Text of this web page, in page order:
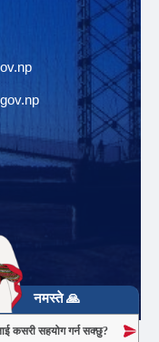
नमस्ते 🙏
कसरी सहयोग गर्न सक्छु?